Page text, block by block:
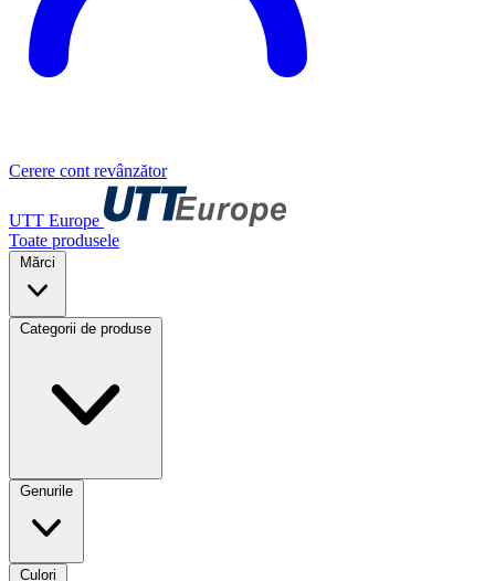
Cerere cont revânzător
UTT Europe
Toate produsele
Mărci
Categorii de produse
Genurile
Culori